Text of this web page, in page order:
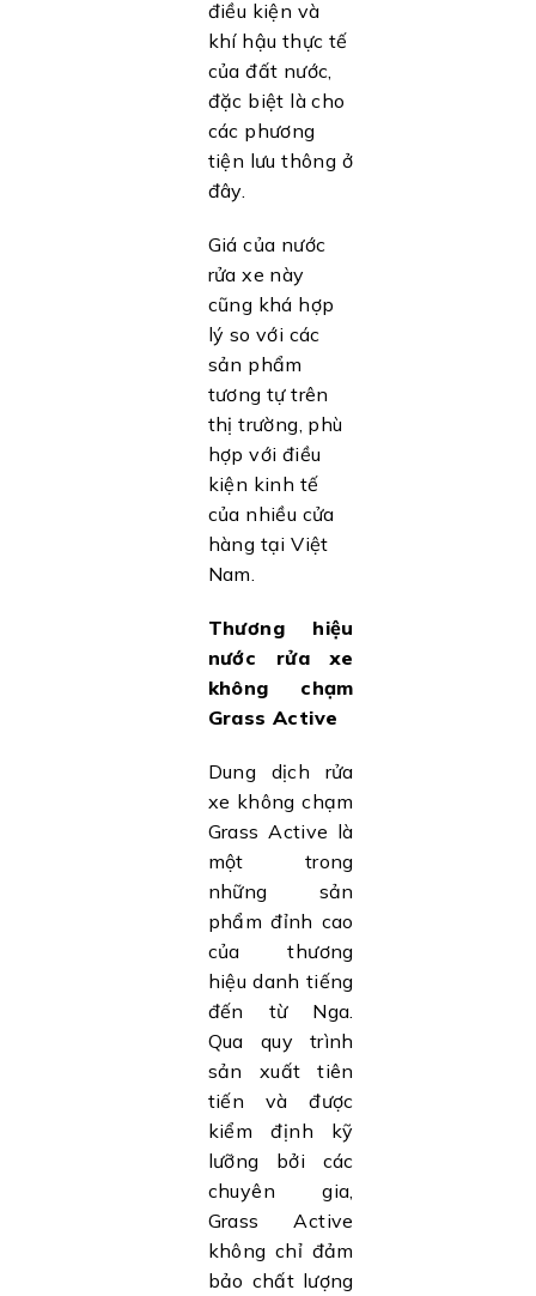
điều kiện và
khí hậu thực tế
của đất nước,
đặc biệt là cho
các phương
tiện lưu thông ở
đây.
Giá của nước
rửa xe này
cũng khá hợp
lý so với các
sản phẩm
tương tự trên
thị trường, phù
hợp với điều
kiện kinh tế
của nhiều cửa
hàng tại Việt
Nam.
Thương hiệu
nước rửa xe
không chạm
Grass Active
Dung dịch rửa
xe không chạm
Grass Active là
một trong
những sản
phẩm đỉnh cao
của thương
hiệu danh tiếng
đến từ Nga.
Qua quy trình
sản xuất tiên
tiến và được
kiểm định kỹ
lưỡng bởi các
chuyên gia,
Grass Active
không chỉ đảm
bảo chất lượng